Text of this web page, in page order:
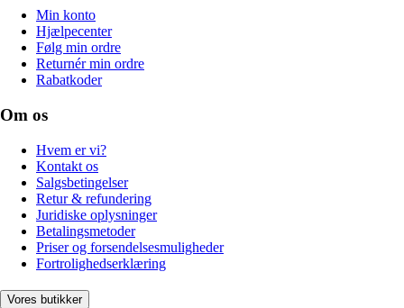
Min konto
Hjælpecenter
Følg min ordre
Returnér min ordre
Rabatkoder
Om os
Hvem er vi?
Kontakt os
Salgsbetingelser
Retur & refundering
Juridiske oplysninger
Betalingsmetoder
Priser og forsendelsesmuligheder
Fortrolighedserklæring
Vores butikker